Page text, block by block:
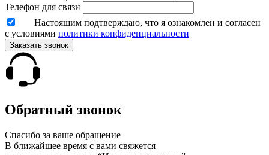
Телефон для связи
Настоящим подтверждаю, что я ознакомлен и согласен
с условиями политики конфиденциальности
Заказать звонок
Обратный звонок
Спасибо за ваше обращение
В ближайшее время с вами свяжется